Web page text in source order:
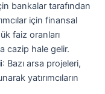
bankalar tarafından
için finansal
faiz oranları
cazip hale gelir.
: Bazı arsa projeleri,
yatırımcıların